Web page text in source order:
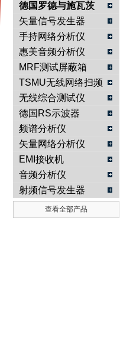
南京咏仪电子科技有限公司
德国罗德与施瓦茨
矢量信号发生器
手持网络分析仪
惠美音频分析仪
MRF测试屏蔽箱
TSMU无线网络扫频
仪
无线综合测试仪
德国RS示波器
频谱分析仪
矢量网络分析仪
EMI接收机
音频分析仪
射频信号发生器
查看全部产品